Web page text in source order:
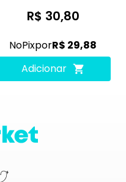
R$ 30,80
NoPixporR$ 29,88
Adicionar